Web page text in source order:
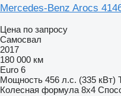
Mercedes-Benz Arocs
Цена по запросу
Самосвал
2017
180 000 км
Euro 6
Мощность 456 л.с. (335 кВт)
Колесная формула 8x4